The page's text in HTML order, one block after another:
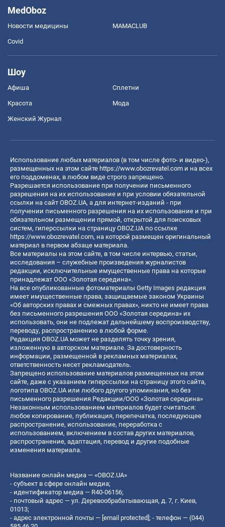
MedOboz
Новости медицины MAMACLUB
Covid
Шоу
Афиша Сплетни
Красота Мода
Женский Журнал
Использование любых материалов (в том числе фото- и видео-),
размещенных на этом сайте https://www.obozrevatel.com и на всех
его поддоменах, в любом виде строго запрещено.
Разрешается использование при получении письменного
разрешения на их использование и при условии обязательной
ссылки на сайт OBOZ.UA, а для интернет-изданий - при
получении письменного разрешения на их использование и при
обязательном размещении прямой, открытой для поисковых
систем, гиперссылки на страницу OBOZ.UA по ссылке
https://www.obozrevatel.com, на которой размещен оригинальный
материал в первом абзаце материала.
Все материалы на этом сайте, в том числе интервью, статьи,
исследования – служебные произведения журналистов
редакции, исключительные имущественные права на которые
принадлежат ООО «Золотая середина».
На все опубликованные фотоматериалы Getty Images редакция
имеет имущественные права, защищаемые законом Украины
«Об авторских правах и смежных правах», никто не имеет права
без письменного разрешения ООО «Золотая середина» их
использовать, они не подлежат дальнейшему воспроизводству,
переводу, распространению в любой форме.
Редакция OBOZ.UA может не разделять точку зрения,
изложенную в авторском материале. За достоверность
информации, размещенной в рекламных материалах,
ответственность несет рекламодатель.
Запрещено использование материалов размещенных на этом
сайте, даже с указанием гиперссылки на страницу этого сайта,
логотипа OBOZ.UA или любого другого упоминания, но без
письменного разрешения Редакции/ООО «Золотая середина»
Незаконным использованием материалов будет считаться:
любое копирование, публикация, перепечатка, последующее
распространение, использование, переработка с
использованием, включением в состав других материалов,
распространение, адаптация, перевод и другие подобные
изменения материала.
Название онлайн медиа — «OBOZ.UA»
- субъект в сфере онлайн медиа;
- идентификатор медиа — R40-06156;
- почтовый адрес — ул. Деревообрабатывающая, д. 7, г. Киев,
01013;
- адрес электронной почты — [email protected] ; - телефон — (044)